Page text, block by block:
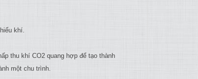
khí.
thu khí CO2 quang hợp để tạo thành
một chu trình.